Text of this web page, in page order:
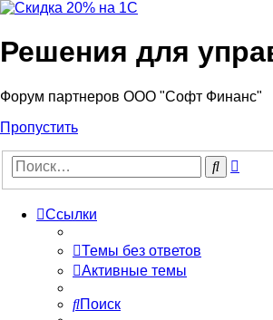
Решения для
Форум партнеров ООО "Софт Финанс"
Пропустить
Поиск
Ссылки
Темы без ответов
Активные темы
Поиск